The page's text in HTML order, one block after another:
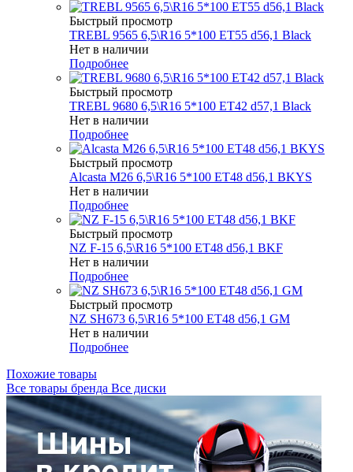
Быстрый просмотр
TREBL 9565 6,5\R16 5*100 ET55 d56,1 Black
Нет в наличии
Подробнее
Быстрый просмотр
TREBL 9680 6,5\R16 5*100 ET42 d57,1 Black
Нет в наличии
Подробнее
Быстрый просмотр
Alcasta M26 6,5\R16 5*100 ET48 d56,1 BKYS
Нет в наличии
Подробнее
Быстрый просмотр
NZ F-15 6,5\R16 5*100 ET48 d56,1 BKF
Нет в наличии
Подробнее
Быстрый просмотр
NZ SH673 6,5\R16 5*100 ET48 d56,1 GM
Нет в наличии
Подробнее
Похожие товары
Все товары бренда Все диски